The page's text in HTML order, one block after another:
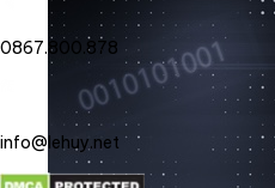
0867.800.878
info@lehuy.net